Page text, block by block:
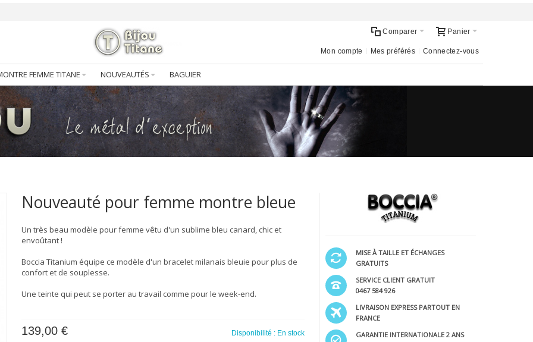
Panier
Comparer
Mon compte Mes préférés Connectez-vous
FEMME TITANE NOUVEAUTÉS BAGUIER
Nouveauté pour femme montre bleue
Un très beau modèle pour femme vêtu d'un sublime bleu canard, chic et
envoûtant !
Boccia Titanium équipe ce modèle d'un bracelet milanais bleuie pour plus de
confort et de souplesse.
Une teinte qui peut se porter au travail comme pour le week-end.
Disponibilité : En stock
139,00 €
MISE À TAILLE ET ÉCHANGES
GRATUITS
SERVICE CLIENT GRATUIT
0467 584 926
LIVRAISON EXPRESS PARTOUT EN
FRANCE
GARANTIE INTERNATIONALE 2 ANS